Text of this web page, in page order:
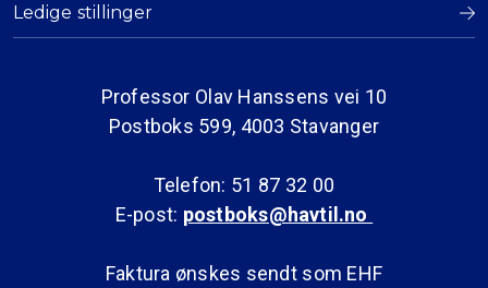
Ledige stillinger
Professor Olav Hanssens vei 10
Postboks 599, 4003 Stavanger
Telefon: 51 87 32 00
E-post: postboks@havtil.no
Faktura ønskes sendt som EHF